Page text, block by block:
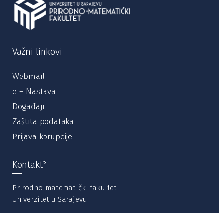
Važni linkovi
Webmail
e – Nastava
Događaji
Zaštita podataka
Prijava korupcije
Kontakt?
Prirodno-matematički fakultet
Univerzitet u Sarajevu